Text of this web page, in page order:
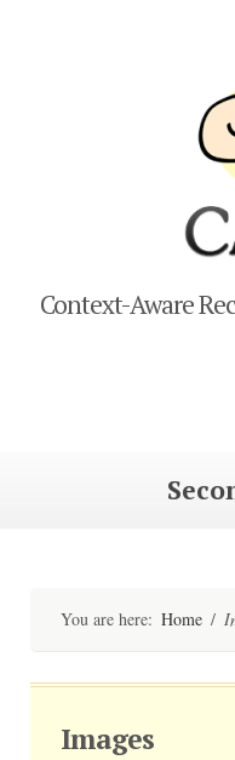
Context-Aware
You are here: Home /
Images